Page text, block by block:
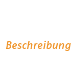
Beschreibung